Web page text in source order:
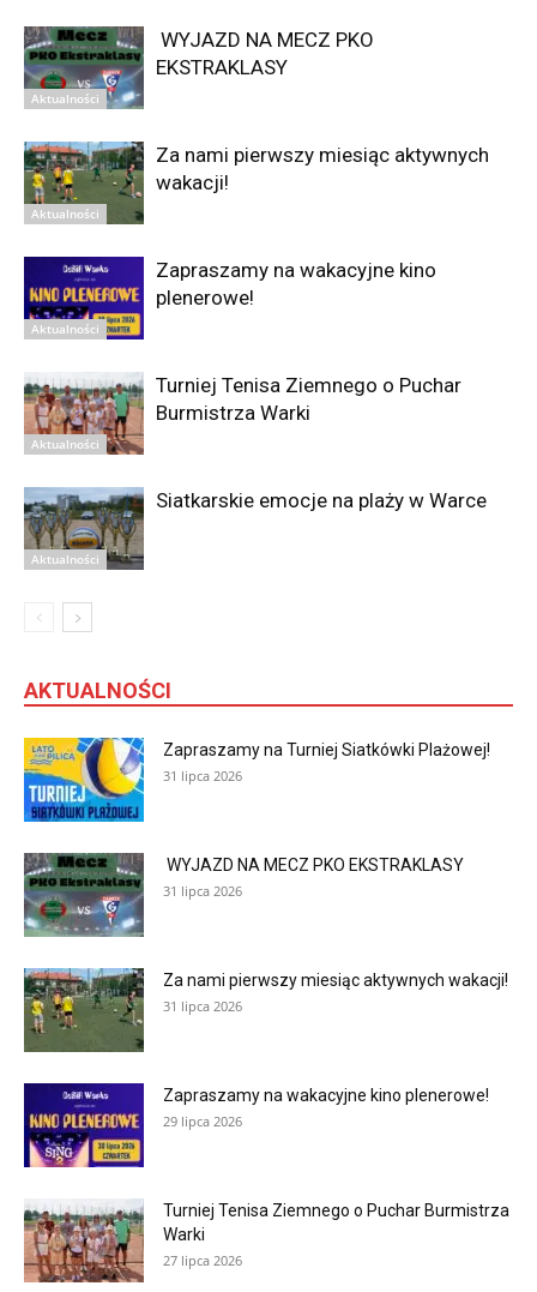
Aktualności
WYJAZD NA MECZ PKO
EKSTRAKLASY
Aktualności
Za nami pierwszy miesiąc aktywnych
wakacji!
Aktualności
Zapraszamy na wakacyjne kino
plenerowe!
Aktualności
Turniej Tenisa Ziemnego o Puchar
Burmistrza Warki
Aktualności
Siatkarskie emocje na plaży w Warce
AKTUALNOŚCI
Zapraszamy na Turniej Siatkówki Plażowej!
31 lipca 2026
WYJAZD NA MECZ PKO EKSTRAKLASY
31 lipca 2026
Za nami pierwszy miesiąc aktywnych wakacji!
31 lipca 2026
Zapraszamy na wakacyjne kino plenerowe!
29 lipca 2026
Turniej Tenisa Ziemnego o Puchar Burmistrza
Warki
27 lipca 2026